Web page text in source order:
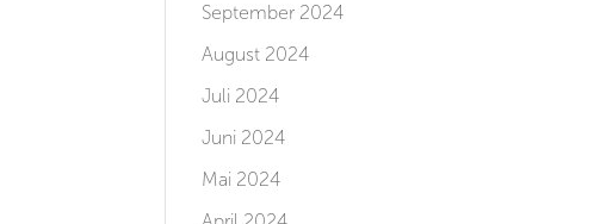
September 2024
August 2024
Juli 2024
Juni 2024
Mai 2024